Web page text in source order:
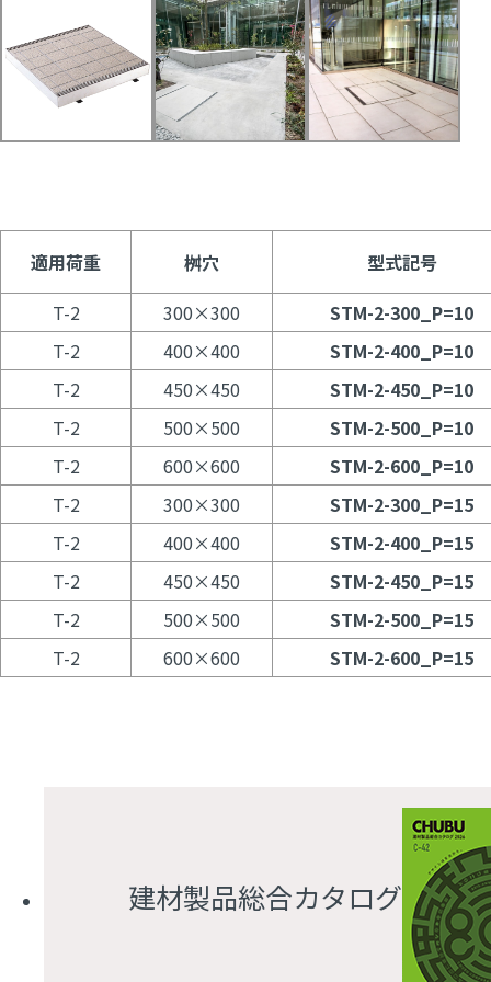
適用荷重 桝穴
型式記号
T-2
300×300
STM-2-300_P=10
T-2
400×400
STM-2-400_P=10
T-2
450×450
STM-2-450_P=10
T-2
500×500
STM-2-500_P=10
T-2
600×600
STM-2-600_P=10
T-2
300×300
STM-2-300_P=15
T-2
400×400
STM-2-400_P=15
T-2
450×450
STM-2-450_P=15
T-2
500×500
STM-2-500_P=15
T-2
600×600 STM-2-600_P=15
建材製品総合カタログ